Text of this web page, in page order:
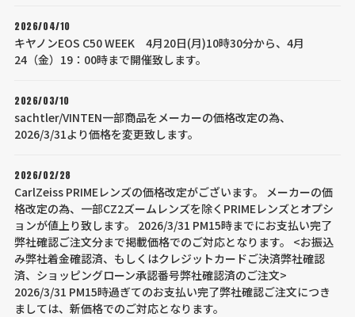
2026/04/10
キヤノンEOS C50 WEEK 4月20日(月)10時30分から、4月
24（金）19：00時まで開催致します。
2026/03/10
sachtler/VINTEN一部商品をメーカーの価格改定の為、
2026/3/31より価格を変更致します。
2026/02/28
CarlZeiss PRIMEレンズの価格改定がございます。 メーカーの価
格改定の為、一部CZ2ズームレンズを除くPRIMEレンズとオプシ
ョンが値上り致します。 2026/3/31 PM15時までにお支払い完了
弊社確認ご注文分まで掲載価格でのご対応となります。 <お振込
み弊社着金確認済、もしくはクレジットカードご決済弊社確認
済、ショッピングローン承認番号弊社確認済のご注文>
2026/3/31 PM15時過ぎてのお支払い完了弊社確認ご注文につき
ましては、新価格でのご対応となります。